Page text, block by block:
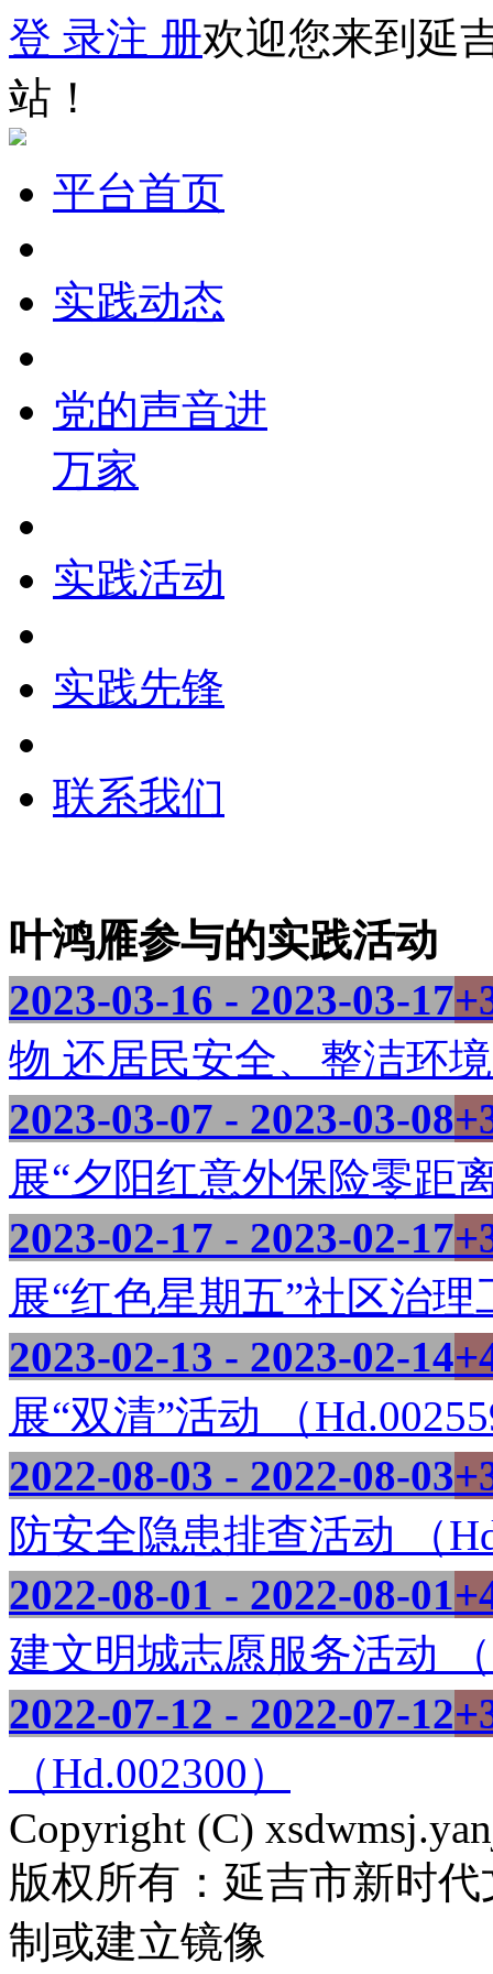
登 录注 册欢迎您来到延
站！
平台首页
实践动态
党的声音进
万家
实践活动
实践先锋
联系我们
叶鸿雁参与的实践活动
2023-03-16 - 2023-03-17
物 还居民安全、整洁环
2023-03-07 - 2023-03-08
展“夕阳红意外保险零距
2023-02-17 - 2023-02-17
展“红色星期五”社区治
2023-02-13 - 2023-02-14
展“双清”活动 （
2022-08-03 - 2022-08-03
防安全隐患排查活动 （
2022-08-01 - 2022-08-01
建文明城志愿服务活动
2022-07-12 - 2022-07-12
（Hd.002300）
Copyright (C)
版权所有：延吉市新时
制或建立镜像